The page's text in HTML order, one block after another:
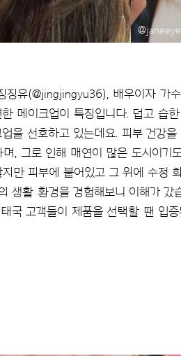
유(@jingjingyu36), 배우이자 가
메이크업이 특징입니다. 덥고 습
을 선호하고 있는데요. 피부 건강
, 그로 인해 매연이 많은 도시이기
만 피부에 붙어있고 그 위에 수정
생활 환경을 경험해보니 이해가 갔
국 고객들이 제품을 선택할 땐 입